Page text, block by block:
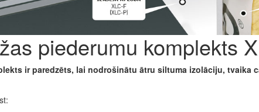
piederumu komplekts
ir paredzēts, lai nodrošinātu ātru siltuma izolāciju, tvaika